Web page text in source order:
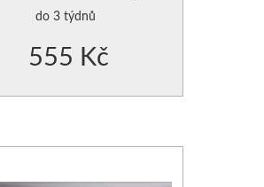
do 3 týdnů
555 Kč